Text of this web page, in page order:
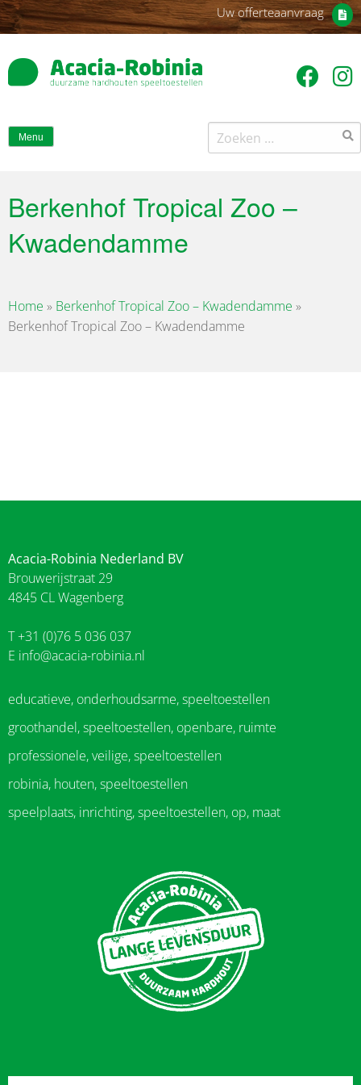
Uw offerteaanvraag
Menu
Zoeken
naar:
Berkenhof Tropical Zoo –
Kwadendamme
Home » Berkenhof Tropical Zoo – Kwadendamme »
Berkenhof Tropical Zoo – Kwadendamme
Acacia-Robinia Nederland BV
Brouwerijstraat 29
4845 CL Wagenberg
T +31 (0)76 5 036 037
E info@acacia-robinia.nl
educatieve, onderhoudsarme, speeltoestellen
groothandel, speeltoestellen, openbare, ruimte
professionele, veilige, speeltoestellen
robinia, houten, speeltoestellen
speelplaats, inrichting, speeltoestellen, op, maat